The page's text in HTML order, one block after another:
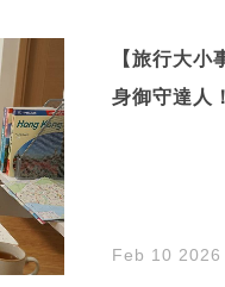
【旅行大
身御守達人
Feb 10 2026